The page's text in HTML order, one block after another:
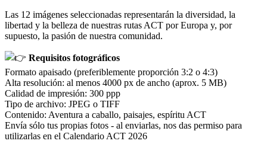
Las 12 imágenes seleccionadas representarán la diversidad, la
libertad y la belleza de nuestras rutas ACT por Europa y, por
supuesto, la pasión de nuestra comunidad.
Requisitos fotográficos
Formato apaisado (preferiblemente proporción 3:2 o 4:3)
Alta resolución: al menos 4000 px de ancho (aprox. 5 MB)
Calidad de impresión: 300 ppp
Tipo de archivo: JPEG o TIFF
Contenido: Aventura a caballo, paisajes, espíritu ACT
Envía sólo tus propias fotos - al enviarlas, nos das permiso para
utilizarlas en el Calendario ACT 2026